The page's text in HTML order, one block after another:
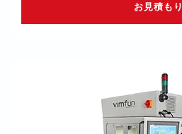
お見積もり